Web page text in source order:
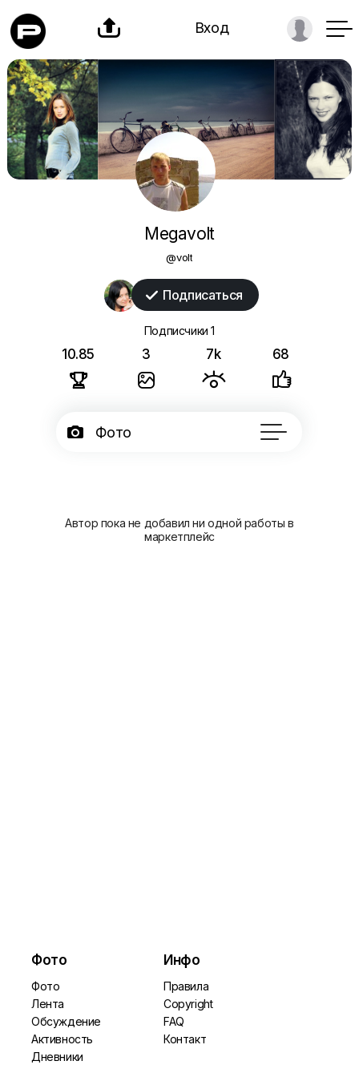
 Вход
Megavolt
@volt
 Подписаться
Подписчики1
10.85

3

7k

68

 Фото
Об авторе
Автор пока не добавил ни одной работы в
маркетплейс
Фото
Фото
Лента
Обсуждение
Активность
Дневники
Инфо
Правила
Copyright
FAQ
Контакт